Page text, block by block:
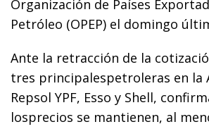
Organización de Países
Petróleo (OPEP) el domingo
Ante la retracción de la
tres principalespetroleras en la
Repsol YPF, Esso y Shell,
losprecios se mantienen, al